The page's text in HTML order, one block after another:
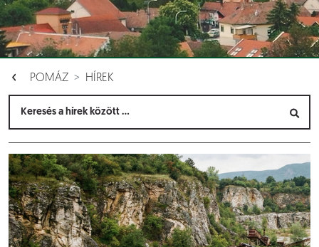
POMÁZ HÍREK
Aloldalak []